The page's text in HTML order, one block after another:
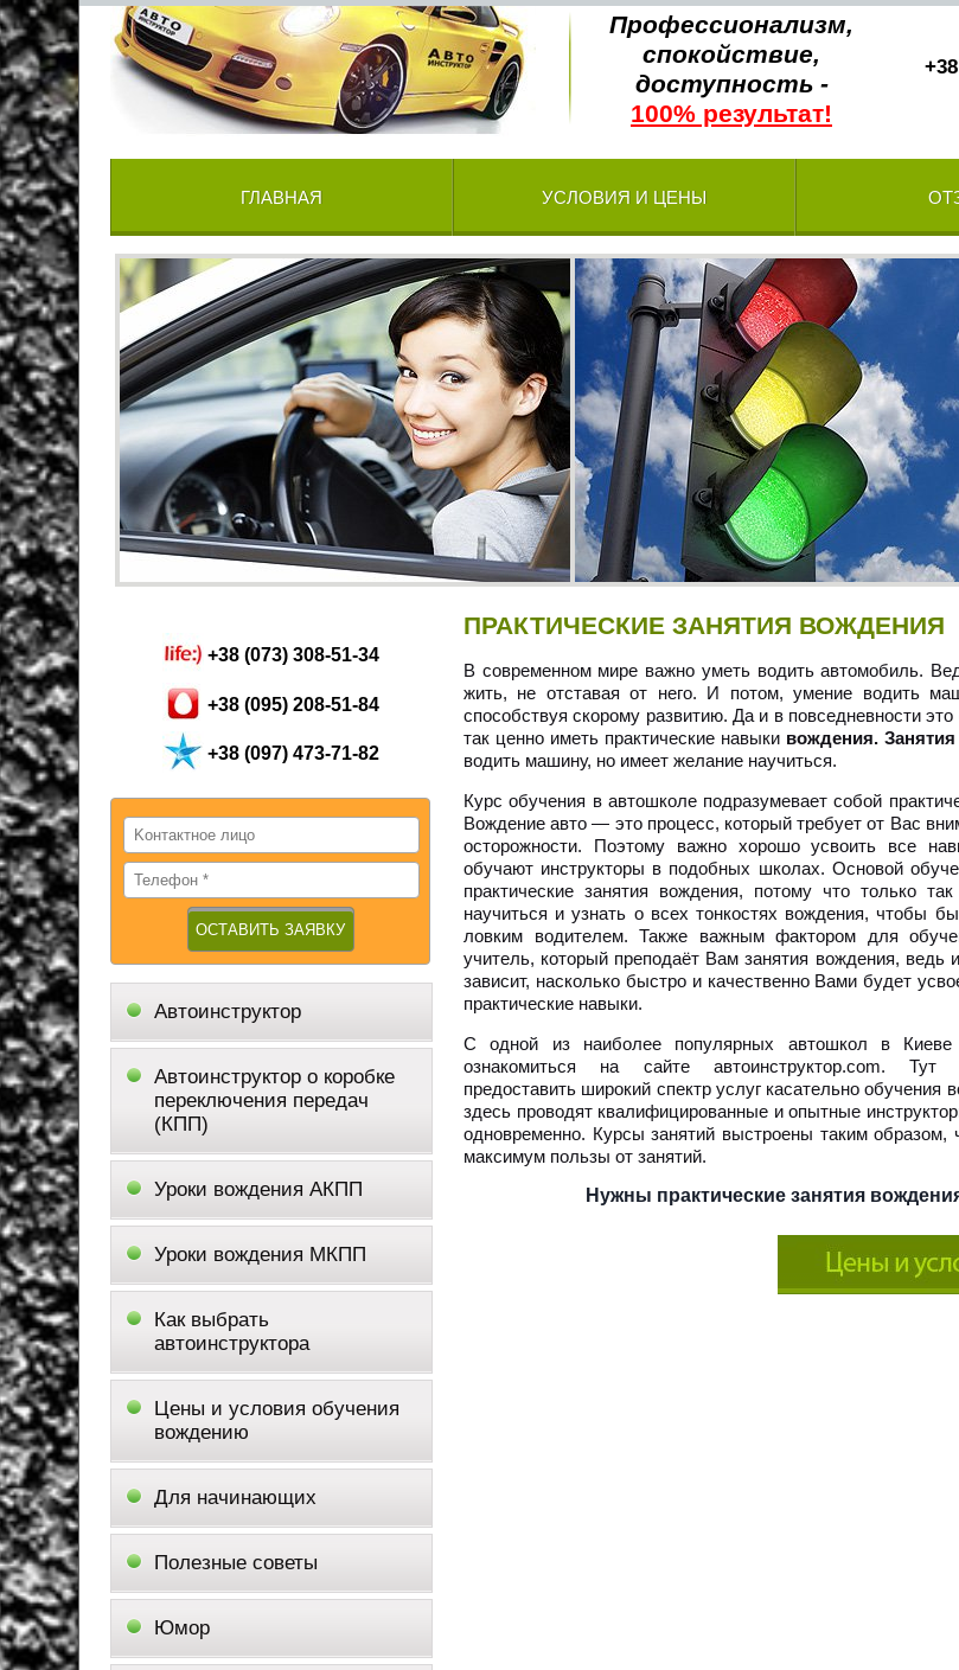
Профессионализм,
спокойствие,
доступность -
100% результат!
ГЛАВНАЯ УСЛОВИЯ И ЦЕНЫ
+38 (073) 308-51-34
+38 (095) 208-51-84
+38 (097) 473-71-82
Автоинструктор
Автоинструктор о коробке
переключения передач
(КПП)
Уроки вождения АКПП
Уроки вождения МКПП
Как выбрать
автоинструктора
Цены и условия обучения
вождению
Для начинающих
Полезные советы
Юмор
ПРАКТИЧЕСКИЕ ЗАНЯТИЯ ВОЖДЕНИЯ
В современном мире важно уметь водить автомобиль.
жить, не отставая от него. И потом, умение водить
способствуя скорому развитию. Да и в повседневности
так ценно иметь практические навыки вождения. Занятия
водить машину, но имеет желание научиться.
Курс обучения в автошколе подразумевает собой
Вождение авто — это процесс, который требует от Вас
осторожности. Поэтому важно хорошо усвоить все
обучают инструкторы в подобных школах. Основой
практические занятия вождения, потому что только
научиться и узнать о всех тонкостях вождения, чтобы
ловким водителем. Также важным фактором для
учитель, который преподаёт Вам занятия вождения, ведь
зависит, насколько быстро и качественно Вами будет
практические навыки.
С одной из наиболее популярных автошкол в
ознакомиться на сайте автоинструктор.com.
предоставить широкий спектр услуг касательно
здесь проводят квалифицированные и опытные
одновременно. Курсы занятий выстроены таким
максимум пользы от занятий.
Нужны практические занятия